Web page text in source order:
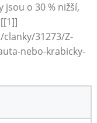
o 30 % nižší,
31273/Z-
nebo-krabicky-